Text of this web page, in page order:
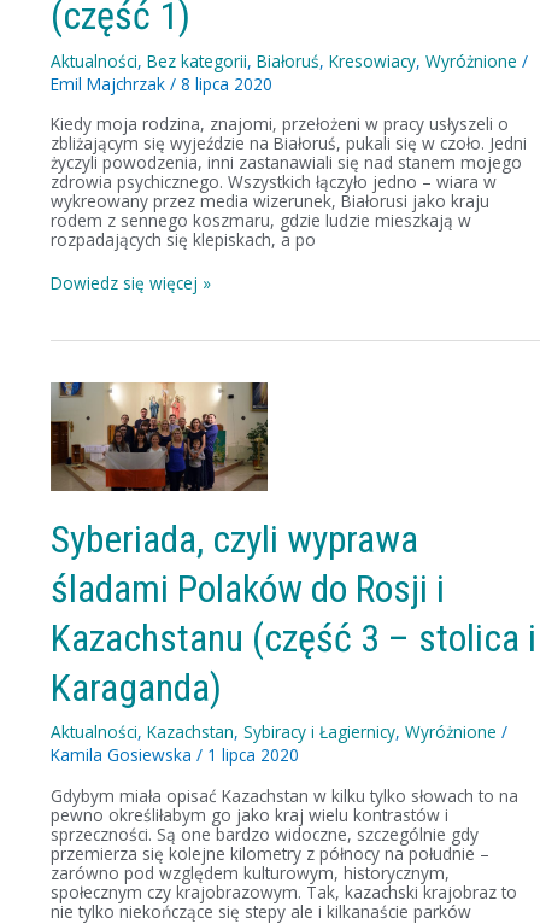
(część 1)
Aktualności,Bez kategorii,Białoruś,Kresowiacy,Wyróżnione /
Emil Majchrzak/8 lipca 2020
Kiedy moja rodzina, znajomi, przełożeni w pracy usłyszeli o
zbliżającym się wyjeździe na Białoruś, pukali się w czoło. Jedni
życzyli powodzenia, inni zastanawiali się nad stanem mojego
zdrowia psychicznego. Wszystkich łączyło jedno – wiara w
wykreowany przez media wizerunek, Białorusi jako kraju
rodem z sennego koszmaru, gdzie ludzie mieszkają w
rozpadających się klepiskach, a po
Dowiedz się więcej »
Syberiada, czyli wyprawa
śladami Polaków do Rosji i
Kazachstanu (część 3 – stolica i
Karaganda)
Aktualności,Kazachstan,Sybiracy i Łagiernicy,Wyróżnione /
Kamila Gosiewska/ 1 lipca 2020
Gdybym miała opisać Kazachstan w kilku tylko słowach to na
pewno określiłabym go jako kraj wielu kontrastów i
sprzeczności. Są one bardzo widoczne, szczególnie gdy
przemierza się kolejne kilometry z północy na południe –
zarówno pod względem kulturowym, historycznym,
społecznym czy krajobrazowym. Tak, kazachski krajobraz to
nie tylko niekończące się stepy ale i kilkanaście parków
Syberiada,
czyli
wyprawa
śladami
Polaków
do
i
Kazachstanu
(część
3
–
stolica